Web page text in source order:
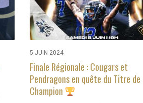
5 JUIN 2024
Finale Régionale : Cougars et
Pendragons en quête du Titre de
Champion